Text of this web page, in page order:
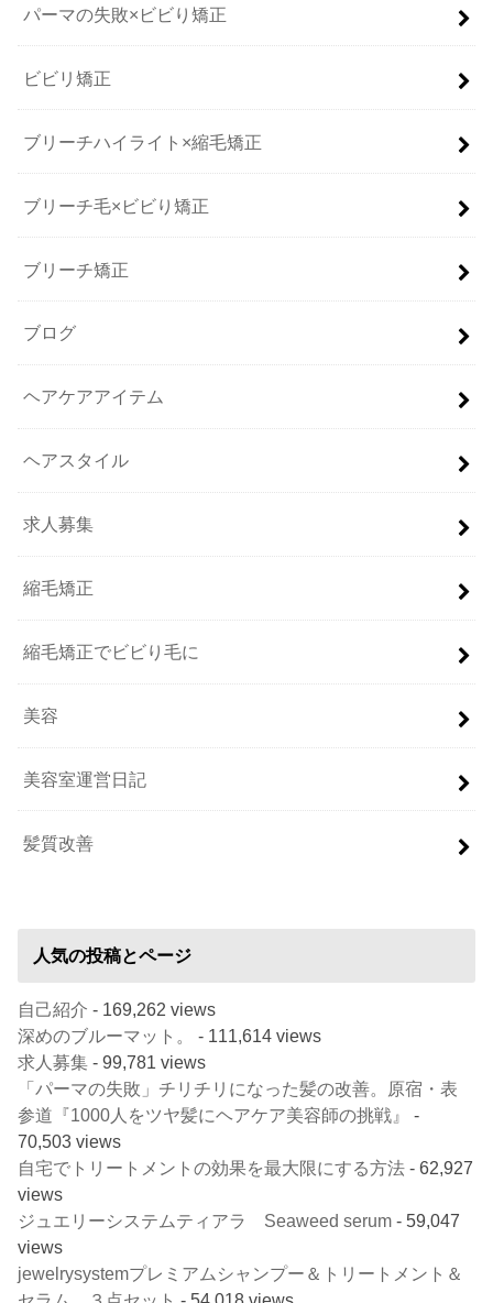
パーマの失敗×ビビり矯正
ビビリ矯正
ブリーチハイライト×縮毛矯正
ブリーチ毛×ビビり矯正
ブリーチ矯正
ブログ
ヘアケアアイテム
ヘアスタイル
求人募集
縮毛矯正
縮毛矯正でビビり毛に
美容
美容室運営日記
髪質改善
人気の投稿とページ
自己紹介 - 169,262 views
深めのブルーマット。
- 111,614 views
求人募集 - 99,781 views
「パーマの失敗」チリチリになった髪の改善。原宿・表
参道『1000人をツヤ髪にヘアケア美容師の挑戦』
-
70,503 views
自宅でトリートメントの効果を最大限にする方法 - 62,927
views
ジュエリーシステムティアラ Seaweed serum - 59,047
views
jewelrysystemプレミアムシャンプー＆トリートメント＆